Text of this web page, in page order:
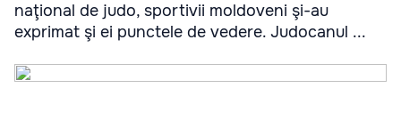
naţional de judo, sportivii moldoveni şi-au
exprimat şi ei punctele de vedere. Judocanul ...